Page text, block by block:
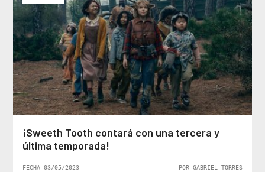
¡Sweeth Tooth contará con una tercera y
última temporada!
FECHA 03/05/2023 POR GABRIEL TORRES